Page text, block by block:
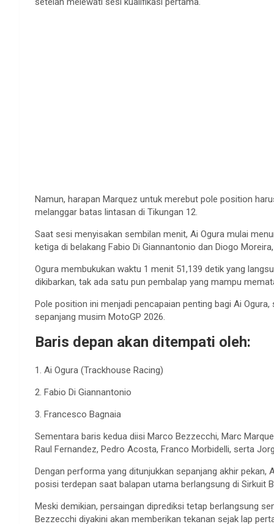
Namun, harapan Marquez untuk merebut pole position
melanggar batas lintasan di Tikungan 12.
Saat sesi menyisakan sembilan menit, Ai Ogura mulai
ketiga di belakang Fabio Di Giannantonio dan Diogo
Ogura membukukan waktu 1 menit 51,139 detik yang
dikibarkan, tak ada satu pun pembalap yang mampu
Pole position ini menjadi pencapaian penting bagi Ai
sepanjang musim MotoGP 2026.
Baris depan akan ditempati oleh:
1. Ai Ogura (Trackhouse Racing)
2. Fabio Di Giannantonio
3. Francesco Bagnaia
Sementara baris kedua diisi Marco Bezzecchi, Marc
Raul Fernandez, Pedro Acosta, Franco Morbidelli, serta
Dengan performa yang ditunjukkan sepanjang akhir
posisi terdepan saat balapan utama berlangsung di Sirkuit
Meski demikian, persaingan diprediksi tetap berlangsung
Bezzecchi diyakini akan memberikan tekanan sejak lap